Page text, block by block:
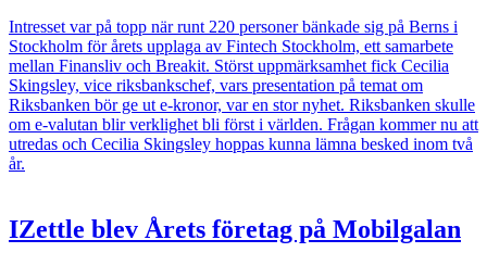
Intresset var på topp när runt 220 personer bänkade sig på Berns i
Stockholm för årets upplaga av Fintech Stockholm, ett samarbete
mellan Finansliv och Breakit. Störst uppmärksamhet fick Cecilia
Skingsley, vice riksbankschef, vars presentation på temat om
Riksbanken bör ge ut e-kronor, var en stor nyhet. Riksbanken skulle
om e-valutan blir verklighet bli först i världen. Frågan kommer nu att
utredas och Cecilia Skingsley hoppas kunna lämna besked inom två
år.
IZettle blev Årets företag på Mobilgalan